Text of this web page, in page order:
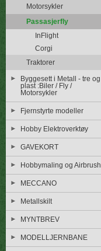
Motorsykler
Passasjerfly
InFlight
Corgi
Traktorer
Byggesett i Metall - tre og
plast :Biler / Fly /
Motorsykler
Fjernstyrte modeller
Hobby Elektroverktøy
GAVEKORT
Hobbymaling og Airbrush
MECCANO
Metallskilt
MYNTBREV
MODELLJERNBANE